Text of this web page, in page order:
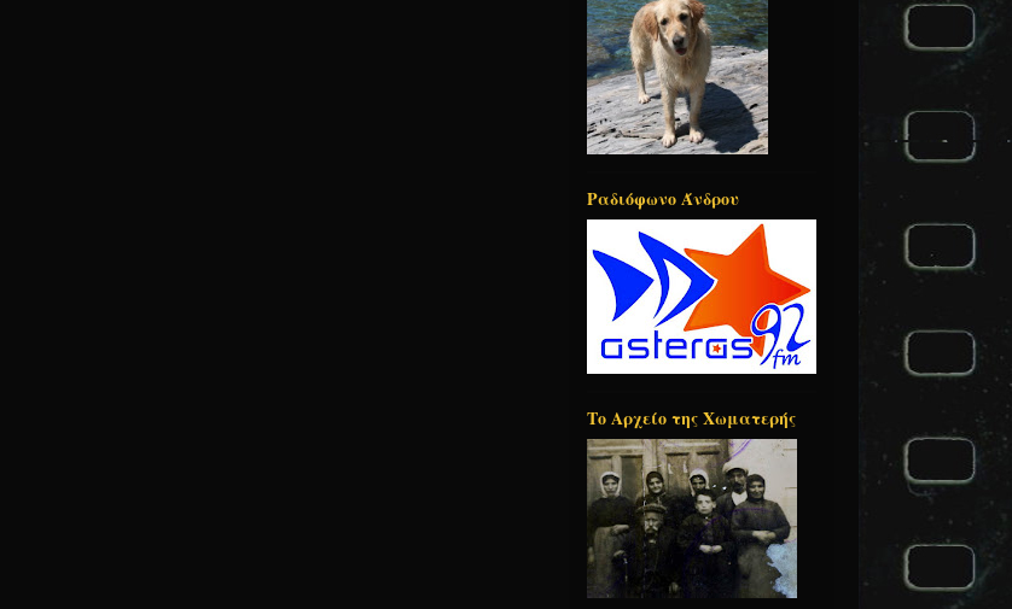
Ραδιόφωνο Άνδρου
Το Αρχείο της Χωματερής